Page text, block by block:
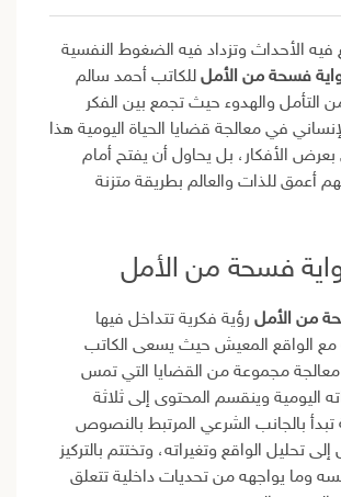
فيه الأحداث وتزداد فيه الضغوط النفسية
فسحة من الأمل للكاتب أحمد سالم
التأمل والهدوء حيث تجمع بين الفكر
في معالجة قضايا الحياة اليومية هذا
بعرض الأفكار، بل يحاول أن يفتح أمام
أعمق للذات والعالم بطريقة متزنة
فسحة من الأمل
من الأمل رؤية فكرية تتداخل فيها
مع الواقع المعيش حيث يسعى الكاتب
مجموعة من القضايا التي تمس
اليومية وينقسم المحتوى إلى ثلاثة
بالجانب الشرعي المرتبط بالنصوص
إلى تحليل الواقع وتغيراته، وتختتم بالتركيز
وما يواجهه من تحديات داخلية تتعلق